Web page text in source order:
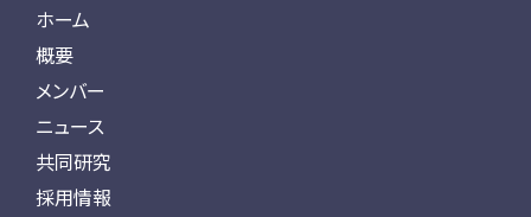
ホーム
概要
メンバー
ニュース
共同研究
採用情報